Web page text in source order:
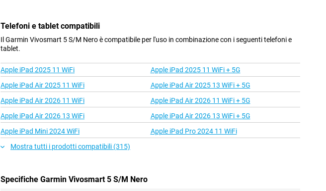
Telefoni e tablet compatibili
Il Garmin Vivosmart 5 S/M Nero è compatibile per l'uso in combinazione con i seguenti telefoni e
tablet.
Apple iPad 2025 11 WiFi
Apple iPad 2025 11 WiFi + 5G
Apple iPad Air 2025 11 WiFi
Apple iPad Air 2025 13 WiFi + 5G
Apple iPad Air 2026 11 WiFi
Apple iPad Air 2026 11 WiFi + 5G
Apple iPad Air 2026 13 WiFi
Apple iPad Air 2026 13 WiFi + 5G
Apple iPad Mini 2024 WiFi
Apple iPad Pro 2024 11 WiFi
Mostra tutti i prodotti compatibili (315)
Specifiche Garmin Vivosmart 5 S/M Nero